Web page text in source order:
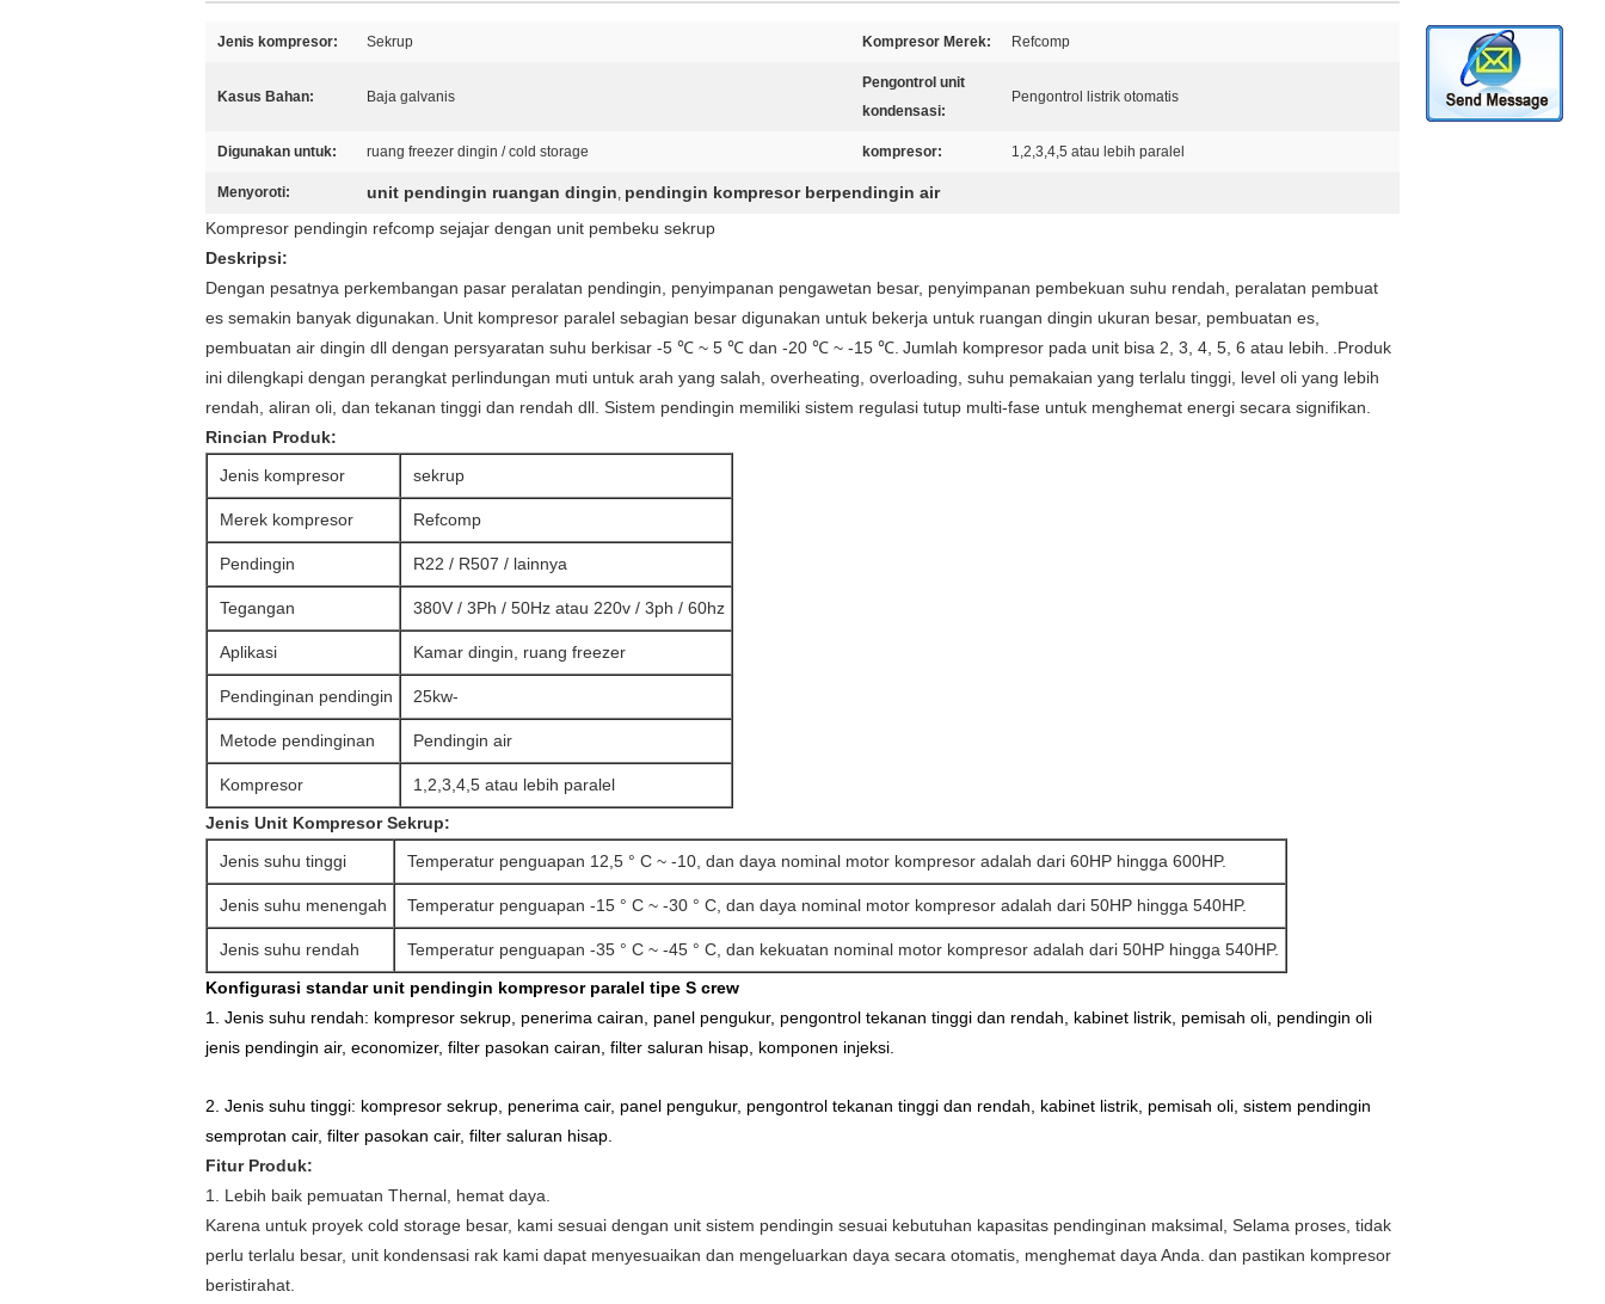
Jenis kompresor: Sekrup Kompresor Merek: Refcomp
Kasus Bahan: Baja galvanis
Pengontrol unit
kondensasi:
Pengontrol listrik otomatis
Digunakan untuk: ruang freezer dingin / cold storage kompresor: 1,2,3,4,5 atau lebih paralel
Menyoroti: unit pendingin ruangan dingin, pendingin kompresor berpendingin air
Kompresor pendingin refcomp sejajar dengan unit pembeku sekrup
Deskripsi:
Dengan pesatnya perkembangan pasar peralatan pendingin, penyimpanan pengawetan besar, penyimpanan pembekuan suhu rendah, peralatan pembuat
es semakin banyak digunakan. Unit kompresor paralel sebagian besar digunakan untuk bekerja untuk ruangan dingin ukuran besar, pembuatan es,
pembuatan air dingin dll dengan persyaratan suhu berkisar -5 ℃ ~ 5 ℃ dan -20 ℃ ~ -15 ℃. Jumlah kompresor pada unit bisa 2, 3, 4, 5, 6 atau lebih.
.Produk
ini dilengkapi dengan perangkat perlindungan muti untuk arah yang salah, overheating, overloading, suhu pemakaian yang terlalu tinggi, level oli yang lebih
rendah, aliran oli, dan tekanan tinggi dan rendah dll. Sistem pendingin memiliki sistem regulasi tutup multi-fase untuk menghemat energi secara signifikan.
Rincian Produk:
Jenis kompresor
sekrup
Merek kompresor Refcomp
Pendingin R22 / R507 / lainnya
Tegangan 380V / 3Ph / 50Hz atau 220v / 3ph / 60hz
Aplikasi Kamar dingin, ruang freezer
Pendinginan pendingin 25kw-
Metode pendinginan Pendingin air
Kompresor
1,2,3,4,5 atau lebih paralel
Jenis Unit Kompresor Sekrup:
Jenis suhu tinggi
Temperatur penguapan 12,5 ° C ~ -10, dan daya nominal motor kompresor adalah dari 60HP hingga 600HP.
Jenis suhu menengah Temperatur penguapan -15 ° C ~ -30 ° C, dan daya nominal motor kompresor adalah dari 50HP hingga 540HP.
Jenis suhu rendah
Temperatur penguapan -35 ° C ~ -45 ° C, dan kekuatan nominal motor kompresor adalah dari 50HP hingga 540HP.
Konfigurasi standar unit pendingin kompresor paralel tipe S crew
1. Jenis suhu rendah: kompresor sekrup, penerima cairan, panel pengukur, pengontrol tekanan tinggi dan rendah, kabinet listrik, pemisah oli, pendingin oli
jenis pendingin air, economizer, filter pasokan cairan, filter saluran hisap, komponen injeksi.
2. Jenis suhu tinggi: kompresor sekrup, penerima cair, panel pengukur, pengontrol tekanan tinggi dan rendah, kabinet listrik, pemisah oli, sistem pendingin
semprotan cair, filter pasokan cair, filter saluran hisap.
Fitur Produk:
1. Lebih baik pemuatan Thernal, hemat daya.
Karena untuk proyek cold storage besar, kami sesuai dengan unit sistem pendingin sesuai kebutuhan kapasitas pendinginan maksimal, Selama proses, tidak
perlu terlalu besar, unit kondensasi rak kami dapat menyesuaikan dan mengeluarkan daya secara otomatis, menghemat daya Anda. dan pastikan kompresor
beristirahat.